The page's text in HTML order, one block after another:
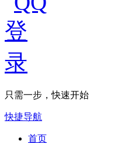
只需一步，快速开始
快捷导航
首页